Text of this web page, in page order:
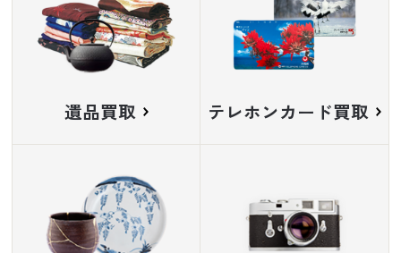
遺品買取 テレホンカード買取